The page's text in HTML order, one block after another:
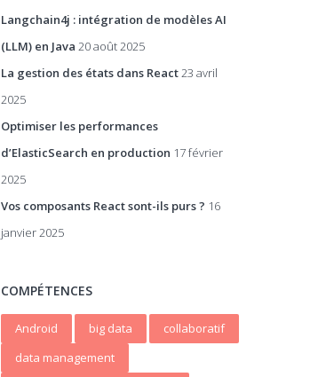
Langchain4j : intégration de modèles AI
(LLM) en Java 20 août 2025
La gestion des états dans React23 avril
2025
Optimiser les performances
d’ElasticSearch en production 17 février
2025
Vos composants React sont-ils purs ? 16
janvier 2025
COMPÉTENCES
Android big data
collaboratif
data management